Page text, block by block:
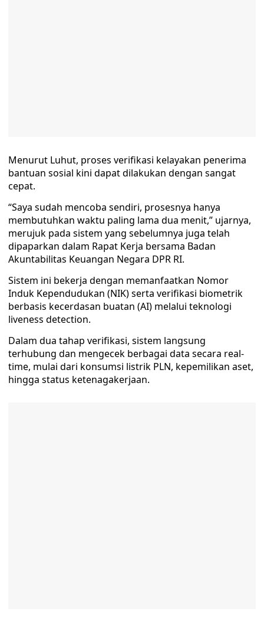
Menurut Luhut, proses verifikasi kelayakan penerima
bantuan sosial kini dapat dilakukan dengan sangat
cepat.
“Saya sudah mencoba sendiri, prosesnya hanya
membutuhkan waktu paling lama dua menit,” ujarnya,
merujuk pada sistem yang sebelumnya juga telah
dipaparkan dalam Rapat Kerja bersama Badan
Akuntabilitas Keuangan Negara DPR RI.
Sistem ini bekerja dengan memanfaatkan Nomor
Induk Kependudukan (NIK) serta verifikasi biometrik
berbasis kecerdasan buatan (AI) melalui teknologi
liveness detection.
Dalam dua tahap verifikasi, sistem langsung
terhubung dan mengecek berbagai data secara real-
time, mulai dari konsumsi listrik PLN, kepemilikan aset,
hingga status ketenagakerjaan.